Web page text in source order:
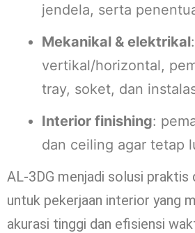
jendela, serta
Mekanikal & elektrikal
vertikal/horizontal,
tray, soket, dan
Interior finishing:
dan ceiling agar tetap
AL-3DG menjadi solusi praktis
untuk pekerjaan interior yang
akurasi tinggi dan efisiensi